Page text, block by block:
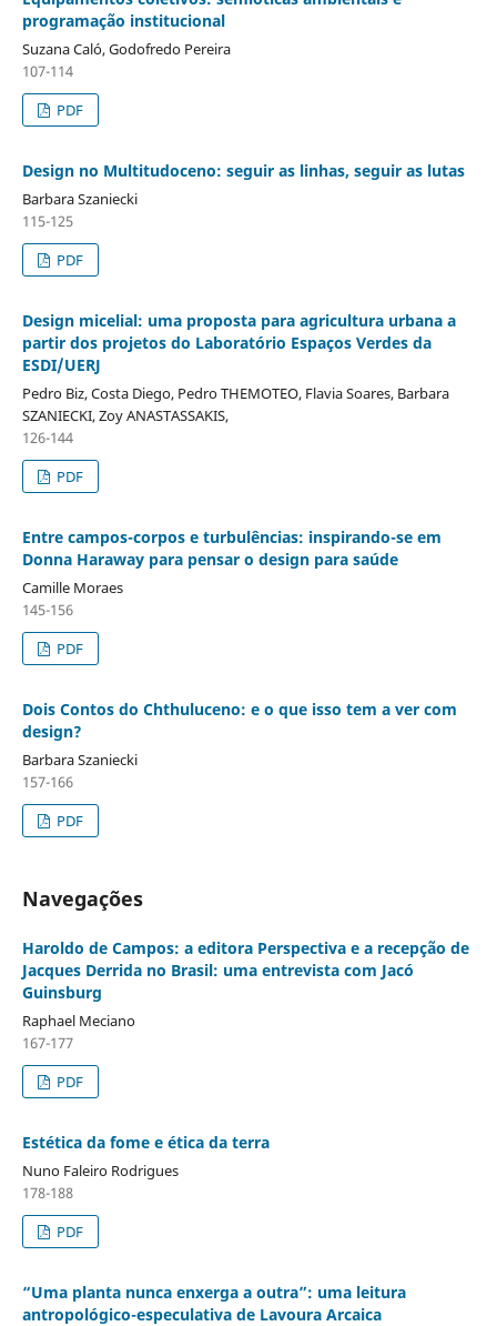
programação institucional
Suzana Caló, Godofredo Pereira
107-114
PDF
Design no Multitudoceno: seguir as linhas, seguir as lutas
Barbara Szaniecki
115-125
PDF
Design micelial: uma proposta para agricultura urbana a
partir dos projetos do Laboratório Espaços Verdes da
ESDI/UERJ
Pedro Biz, Costa Diego, Pedro THEMOTEO, Flavia Soares, Barbara
SZANIECKI, Zoy ANASTASSAKIS,
126-144
PDF
Entre campos-corpos e turbulências: inspirando-se em
Donna Haraway para pensar o design para saúde
Camille Moraes
145-156
PDF
Dois Contos do Chthuluceno: e o que isso tem a ver com
design?
Barbara Szaniecki
157-166
PDF
Navegações
Haroldo de Campos: a editora Perspectiva e a recepção de
Jacques Derrida no Brasil: uma entrevista com Jacó
Guinsburg
Raphael Meciano
167-177
PDF
Estética da fome e ética da terra
Nuno Faleiro Rodrigues
178-188
PDF
“Uma planta nunca enxerga a outra”: uma leitura
antropológico-especulativa de Lavoura Arcaica